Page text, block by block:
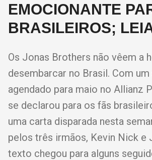
EMOCIONANTE
BRASILEIROS;
Os Jonas Brothers não vêem a
desembarcar no Brasil. Com
agendado para maio no Allianz
se declarou para os fãs
uma carta disparada nesta
pelos três irmãos, Kevin Nick e
texto chegou para alguns